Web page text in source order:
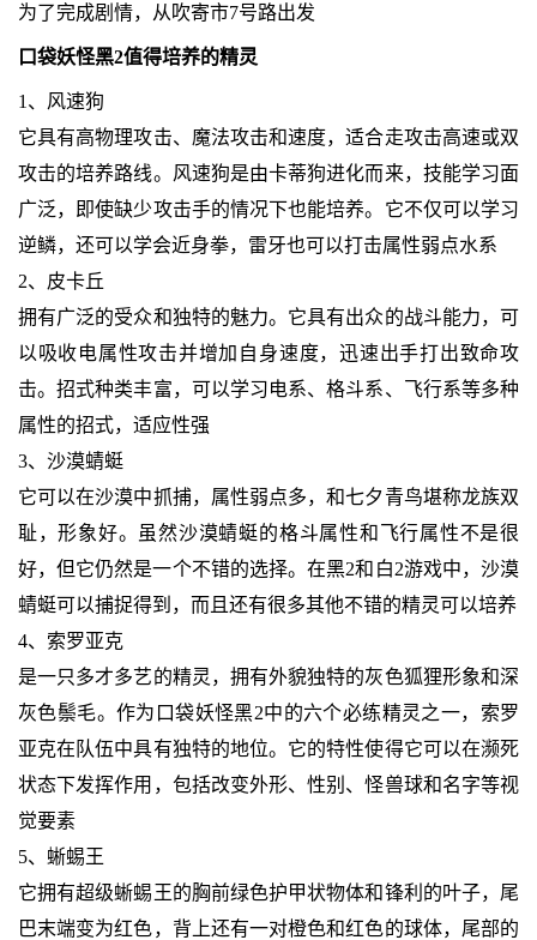
为了完成剧情，从吹寄市7号路出发
口袋妖怪黑2值得培养的精灵
1、风速狗
它具有高物理攻击、魔法攻击和速度，适合走攻击高速或双
攻击的培养路线。风速狗是由卡蒂狗进化而来，技能学习面
广泛，即使缺少攻击手的情况下也能培养。它不仅可以学习
逆鳞，还可以学会近身拳，雷牙也可以打击属性弱点水系
2、皮卡丘
拥有广泛的受众和独特的魅力。它具有出众的战斗能力，可
以吸收电属性攻击并增加自身速度，迅速出手打出致命攻
击。招式种类丰富，可以学习电系、格斗系、飞行系等多种
属性的招式，适应性强
3、沙漠蜻蜓
它可以在沙漠中抓捕，属性弱点多，和七夕青鸟堪称龙族双
耻，形象好。虽然沙漠蜻蜓的格斗属性和飞行属性不是很
好，但它仍然是一个不错的选择。在黑2和白2游戏中，沙漠
蜻蜓可以捕捉得到，而且还有很多其他不错的精灵可以培养
4、索罗亚克
是一只多才多艺的精灵，拥有外貌独特的灰色狐狸形象和深
灰色鬃毛。作为口袋妖怪黑2中的六个必练精灵之一，索罗
亚克在队伍中具有独特的地位。它的特性使得它可以在濒死
状态下发挥作用，包括改变外形、性别、怪兽球和名字等视
觉要素
5、蜥蜴王
它拥有超级蜥蜴王的胸前绿色护甲状物体和锋利的叶子，尾
巴末端变为红色，背上还有一对橙色和红色的球体，尾部的